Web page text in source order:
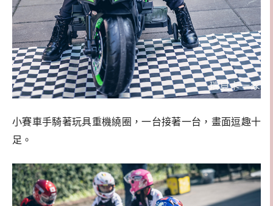
小賽車手騎著玩具重機繞圈，一台接著一台，畫面逗趣十
足。